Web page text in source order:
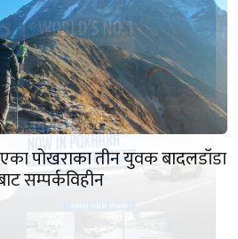
पोखराका तीन युवक बादलडाँडा
सम्पर्कविहीन